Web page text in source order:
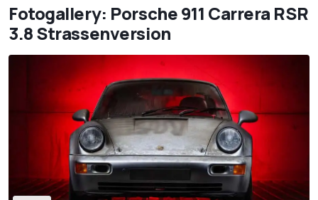
Fotogallery: Porsche 911 Carrera RSR
3.8 Strassenversion